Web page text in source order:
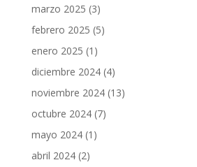
marzo 2025 (3)
febrero 2025 (5)
enero 2025 (1)
diciembre 2024(4)
noviembre 2024(13)
octubre 2024(7)
mayo 2024(1)
abril 2024(2)